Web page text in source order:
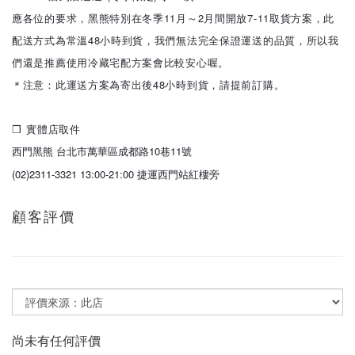
應各位的要求，黑熊特別在冬季11月～2月間開放7-11取貨方案，此
配送方式為常溫48小時到貨，我們無法完全保證運送的品質，所以我
們還是推薦使用冷藏宅配方案會比較安心喔。
＊注意：此運送方案為寄出後48小時到貨，請提前訂購。
❒ 實體店取件
西門黑熊 台北市萬華區成都路10巷11號
(02)2311-3321 13:00-21:00 捷運西門站紅樓旁
顧客評價
尚未有任何評價